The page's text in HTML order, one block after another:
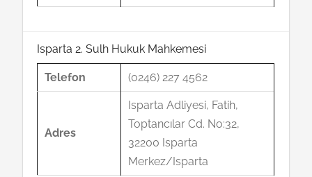
Isparta 2. Sulh Hukuk Mahkemesi
Telefon (0246) 227 4562
Adres
Isparta Adliyesi, Fatih,
Toptancılar Cd. No:32,
32200 Isparta
Merkez/Isparta